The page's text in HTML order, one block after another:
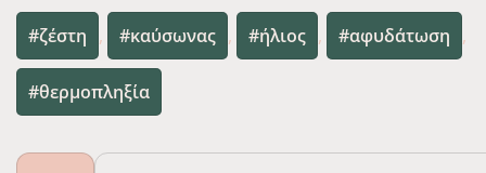
ζέστη , καύσωνας , ήλιος , αφυδάτωση ,
θερμοπληξία